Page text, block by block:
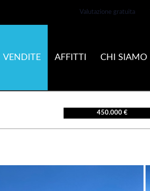
Valutazione gratuita
VENDITE AFFITTI CHI SIAMO
450.000 €